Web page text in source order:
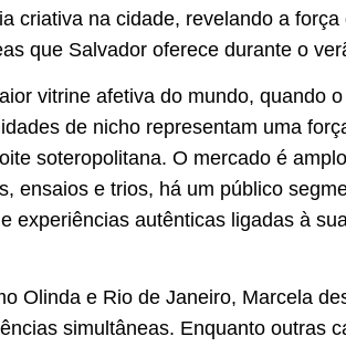
criativa na cidade, revelando a
que Salvador oferece durante o
vitrine afetiva do mundo, quando
de nicho representam uma
soteropolitana. O mercado é
ensaios e trios, há um público
experiências autênticas ligadas à
Olinda e Rio de Janeiro, Marcela
simultâneas. Enquanto outras